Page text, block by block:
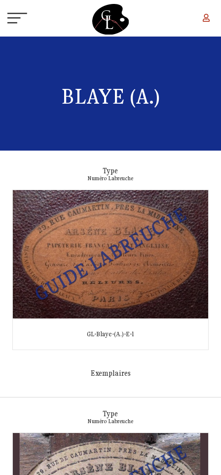
BLAYE (A.)
Type
Numéro Labreuche
GL-Blaye-(A.)-E-1
Exemplaires
Type
Numéro Labreuche